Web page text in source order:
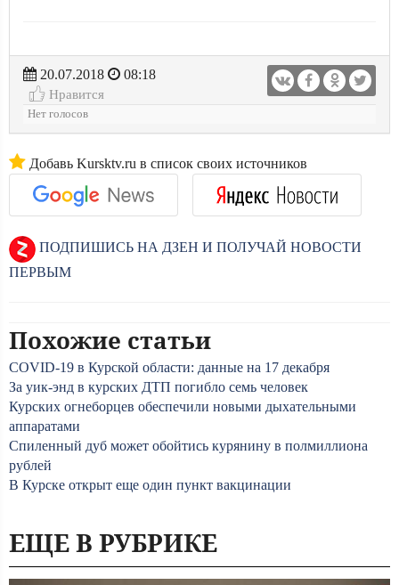
20.07.2018
08:18
Нравится
Нет голосов
Добавь Kursktv.ru в список своих источников
ПОДПИШИСЬ НА ДЗЕН И ПОЛУЧАЙ НОВОСТИ
ПЕРВЫМ
Похожие статьи
COVID-19 в Курской области: данные на 17 декабря
За уик-энд в курских ДТП погибло семь человек
Курских огнеборцев обеспечили новыми дыхательными
аппаратами
Спиленный дуб может обойтись курянину в полмиллиона
рублей
В Курске открыт еще один пункт вакцинации
ЕЩЕ В РУБРИКЕ